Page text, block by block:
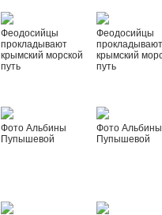
Феодосийцы
прокладывают
крымский морской
путь
Феодосийцы
крымский
путь
Фото Альбины
Пупышевой
Фото Альбины
Пупышевой